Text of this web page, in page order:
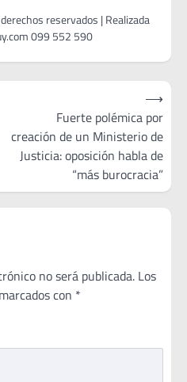
Fuerte polémica por
creación de un Ministerio de
Justicia: oposición habla de
“más burocracia”
⟶
no será publicada. Los
con *